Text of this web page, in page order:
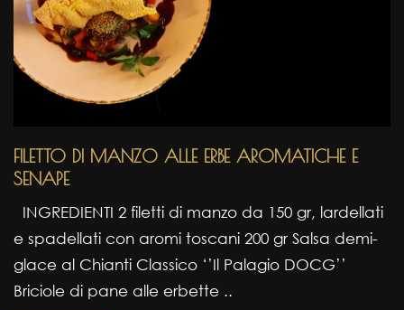
FILETTO DI MANZO ALLE ERBE AROMATICHE E
SENAPE
INGREDIENTI 2 filetti di manzo da 150 gr, lardellati
e spadellati con aromi toscani 200 gr Salsa demi-
glace al Chianti Classico ‘’Il Palagio DOCG’’
Briciole di pane alle erbette ..